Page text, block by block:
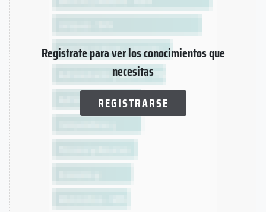
Registrate para ver los conocimientos que
necesitas
REGISTRARSE